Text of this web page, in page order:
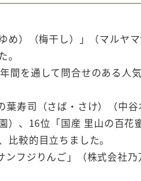
め）（梅干し）」（マルヤ
間を通して問合せのある人
葉寿司（さば・さけ）（中谷
）、16位「国産 里山の百花
較的目立ちました。
ンフジりんご」（株式会社乃